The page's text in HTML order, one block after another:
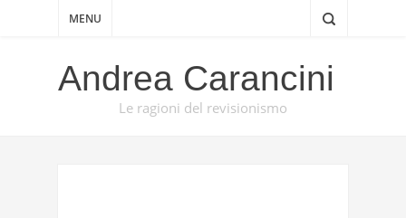
MENU
Andrea Carancini
Le ragioni del revisionismo